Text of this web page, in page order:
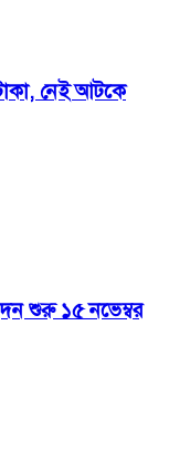
নেই আটকে
শুরু ১৫ নভেম্বর